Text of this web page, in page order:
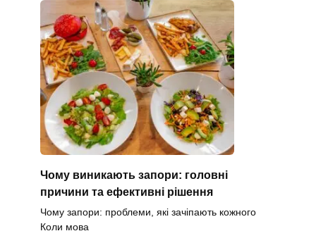
Чому виникають запори: головні
причини та ефективні рішення
Чому запори: проблеми, які зачіпають кожного
Коли мова